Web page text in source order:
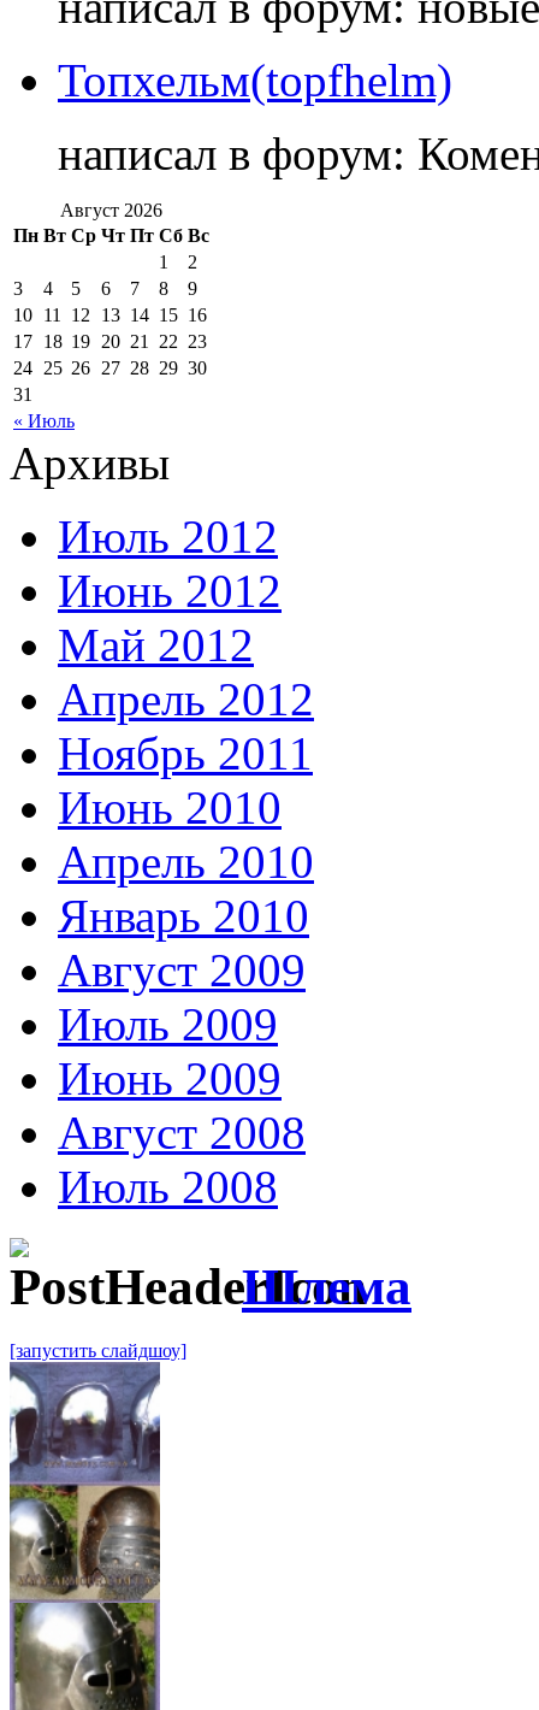
Топхельм(topfhelm)
написал в форум:
Август 2026
Пн Вт Ср Чт Пт Сб Вс
« Июль
1
2
3
4 5 6 7 8
9
10 11 12 13 14 15 16
17 18 19 20 21 22 23
24 25 26 27 28 29 30
31
Архивы
Июль 2012
Июнь 2012
Май 2012
Апрель 2012
Ноябрь 2011
Июнь 2010
Апрель 2010
Январь 2010
Август 2009
Июль 2009
Июнь 2009
Август 2008
Июль 2008
Шлема
[запустить слайдшоу]